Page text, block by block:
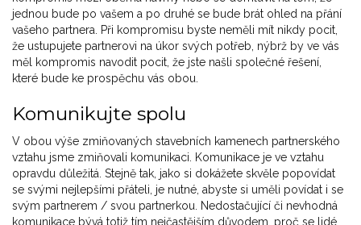
jednou bude po vašem a po druhé se bude brát ohled na přání
vašeho partnera. Při kompromisu byste neměli mít nikdy pocit,
že ustupujete partnerovi na úkor svých potřeb, nýbrž by ve vás
měl kompromis navodit pocit, že jste našli společné řešení,
které bude ke prospěchu vás obou.
Komunikujte spolu
V obou výše zmiňovaných stavebních kamenech partnerského
vztahu jsme zmiňovali komunikaci. Komunikace je ve vztahu
opravdu důležitá. Stejně tak, jako si dokážete skvěle popovídat
se svými nejlepšími přáteli, je nutné, abyste si uměli povídat i se
svým partnerem / svou partnerkou. Nedostačující či nevhodná
komunikace bývá totiž tím nejčastějším důvodem, proč se lidé